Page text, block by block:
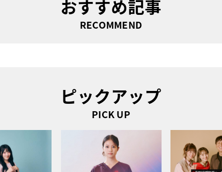
おすすめ記事
RECOMMEND
ピックアップ
PICK UP